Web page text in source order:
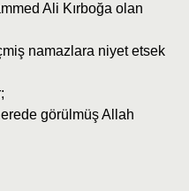
Ali Kırboğa olan
namazlara niyet etsek
görülmüş Allah